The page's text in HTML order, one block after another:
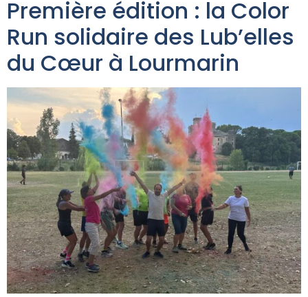
Première édition : la Color
Run solidaire des Lub’elles
du Cœur à Lourmarin